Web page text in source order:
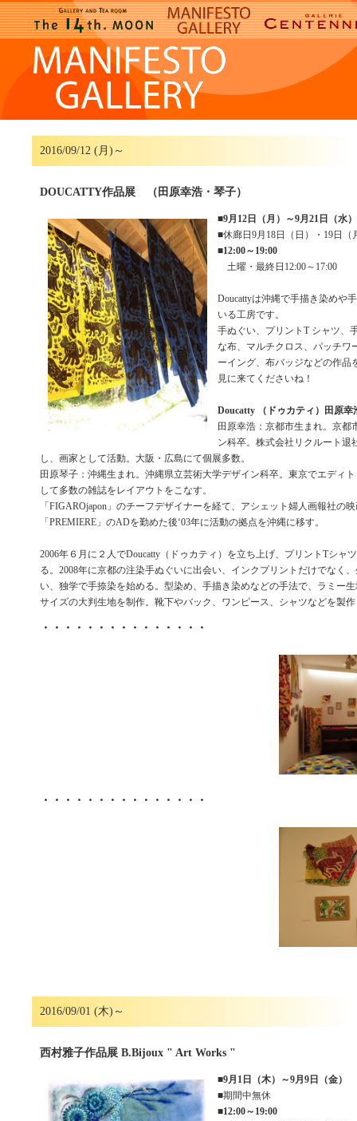
2016/09/12 (月)～
DOUCATTY作品展 （田原幸浩・琴子）
■9月12日（月）～9月21日（水）
■休廊日9月18日（日）・19日（
■12:00～19:00
土曜・最終日12:00～17:00
Doucattyは沖縄で手描き染めや
いる工房です。
手ぬぐい、プリントT シャツ、
な布、マルチクロス、パッチワ
ーイング、布バッジなどの作品
見に来てくださいね！
Doucatty （ドゥカティ）田原幸
田原幸浩：京都市生まれ。京都
ン科卒。株式会社リクルート退
し、画家として活動。大阪・広島にて個展多数。
田原琴子：沖縄生まれ。沖縄県立芸術大学デザイン科卒。東京でエディ
して多数の雑誌をレイアウトをこなす。
「FIGAROjapon」のチーフデザイナーを経て、アシェット婦人画報社の
「PREMIERE」のADを勤めた後‘03年に活動の拠点を沖縄に移す。
2006年６月に２人でDoucatty（ドゥカティ）を立ち上げ、プリントTシャ
る。2008年に京都の注染手ぬぐいに出会い、インクプリントだけでなく
い、独学で手捺染を始める。型染め、手描き染めなどの手法で、ラミー
サイズの大判生地を制作。靴下やバック、ワンピース、シャツなどを製
・・・・・・・・・・・・・・・
・・・・・・・・・・・・・・・
2016/09/01 (木)～
西村雅子作品展 B.Bijoux " Art Works "
■9月1日（木）～9月9日（金）
■期間中無休
■12:00～19:00